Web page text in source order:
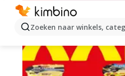
Zoeken naar winkels,